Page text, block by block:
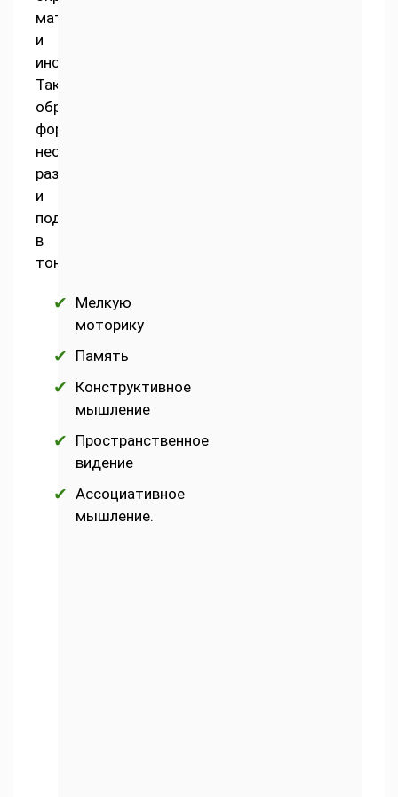
материалами
и
инструментами.
Таким
образом
формируется
необходимость
развивать
и
поддерживать
в
тонусе
Мелкую
моторику
Память
Конструктивное
мышление
Пространственное
видение
Ассоциативное
мышление.